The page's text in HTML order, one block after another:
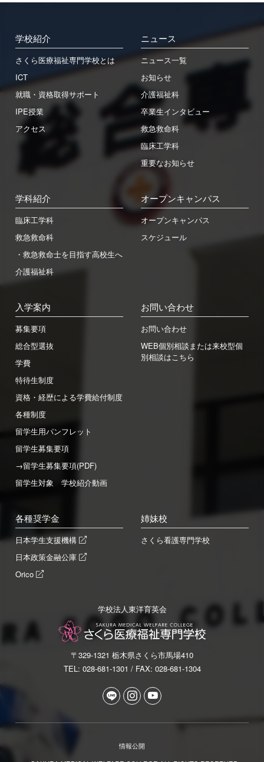
学校法人東洋育英会
〒329-1321 栃木県さくら市馬場410
TEL: 028-681-1301 / FAX: 028-681-1304
学校紹介
さくら医療福祉専門学校とは
ICT
就職・資格取得サポート
IPE授業
アクセス
ニュース
ニュース一覧
お知らせ
介護福祉科
卒業生インタビュー
救急救命科
臨床工学科
重要なお知らせ
学科紹介
臨床工学科
救急救命科
・救急救命士を目指す高校生へ
介護福祉科
オープンキャンパス
オープンキャンパス
スケジュール
入学案内
募集要項
総合型選抜
学費
特待生制度
資格・経歴による学費給付制度
各種制度
留学生用パンフレット
留学生募集要項
→留学生募集要項(PDF)
留学生対象 学校紹介動画
お問い合わせ
お問い合わせ
WEB個別相談または来校型個
別相談はこちら
各種奨学金
日本学生支援機構
日本政策金融公庫
Orico
姉妹校
さくら看護専門学校
情報公開